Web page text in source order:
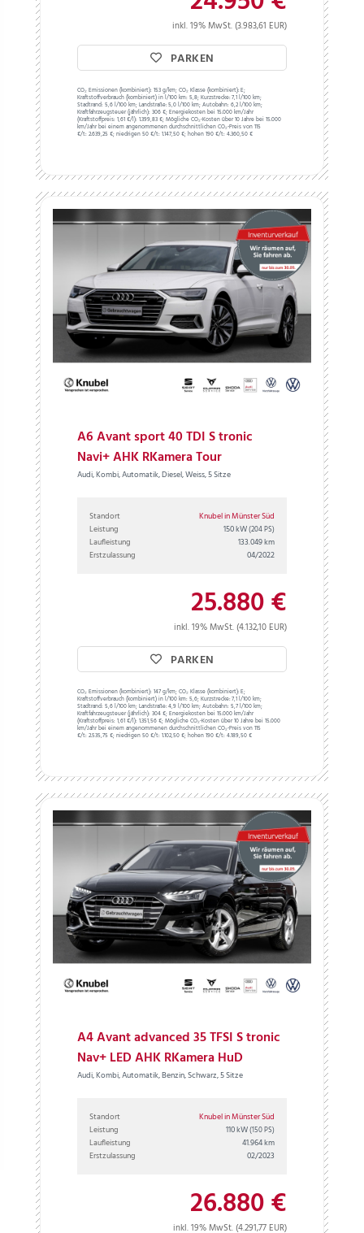
inkl. 19% MwSt. (3.983,61 EUR)
PARKEN
CO₂ Emissionen (kombiniert): 153 g/km;CO₂ Klasse (kombiniert): E;
Kraftstoffverbrauch (kombiniert) in l/100 km: 5,8;Kurzstrecke: 7,1 l/100 km;
Stadtrand: 5,6 l/100 km;Landstraße: 5,0 l/100 km;Autobahn: 6,2 l/100 km;
Kraftfahrzeugsteuer (jährlich): 306 €;Energiekosten bei 15.000 km/Jahr
(Kraftstoffpreis: 1,61€/l): 1.399,83 €;Mögliche CO₂-Kosten über 10 Jahre bei 15.000
km/Jahr bei einem angenommenen durchschnittlichen CO₂-Preis von 115
€/t: 2.639,25 €; niedrigen 50 €/t: 1.147,50 €; hohen 190 €/t: 4.360,50 €
A6 Avant sport 40 TDI S tronic
Navi+ AHK RKamera Tour
Audi, Kombi, Automatik, Diesel, Weiss, 5 Sitze
Standort
Knubel in Münster Süd
Leistung
150 kW(204 PS)
Laufleistung
133.049 km
Erstzulassung
04/2022
25.880 €
inkl. 19% MwSt. (4.132,10 EUR)
PARKEN
CO₂ Emissionen (kombiniert): 147 g/km;CO₂ Klasse (kombiniert): E;
Kraftstoffverbrauch (kombiniert) in l/100 km: 5,6;Kurzstrecke: 7,1 l/100 km;
Stadtrand: 5,6 l/100 km;Landstraße: 4,9 l/100 km;Autobahn: 5,7 l/100 km;
Kraftfahrzeugsteuer (jährlich): 304 €;Energiekosten bei 15.000 km/Jahr
(Kraftstoffpreis: 1,61€/l): 1.351,56 €;Mögliche CO₂-Kosten über 10 Jahre bei 15.000
km/Jahr bei einem angenommenen durchschnittlichen CO₂-Preis von 115
€/t: 2.535,75 €; niedrigen 50 €/t: 1.102,50 €; hohen 190 €/t: 4.189,50 €
A4 Avant advanced 35 TFSI S tronic
Nav+ LED AHK RKamera HuD
Audi, Kombi, Automatik, Benzin, Schwarz, 5 Sitze
Standort
Knubel in Münster Süd
Leistung
110 kW(150 PS)
Laufleistung
41.964 km
Erstzulassung
02/2023
26.880 €
inkl. 19% MwSt. (4.291,77 EUR)